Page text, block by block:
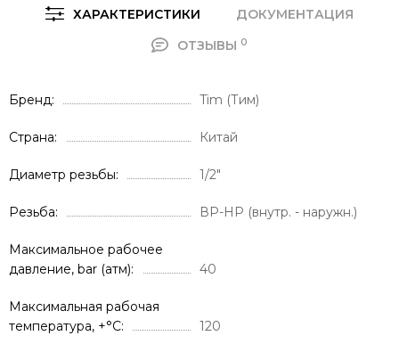
ХАРАКТЕРИСТИКИ
ДОКУМЕНТАЦИЯ
ОТЗЫВЫ 0
Брeнд Tim (Тим)
Страна Китай
Диаметр резьбы 1/2"
Резьба ВР-НР (внутр. - наружн.)
Максимальное рабочее
давление, bar (атм)
40
Максимальная рабочая
температура, +°С
120